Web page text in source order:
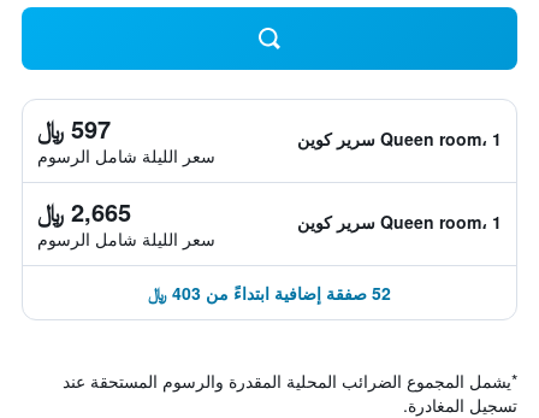
Queen room، 1 سرير كوين 597 ﷼
سعر الليلة شامل الرسوم
Queen room، 1 سرير كوين 2,665 ﷼
سعر الليلة شامل الرسوم
52 صفقة إضافية ابتداءً من 403 ﷼
*يشمل المجموع الضرائب المحلية المقدرة والرسوم المستحقة عند
تسجيل المغادرة.